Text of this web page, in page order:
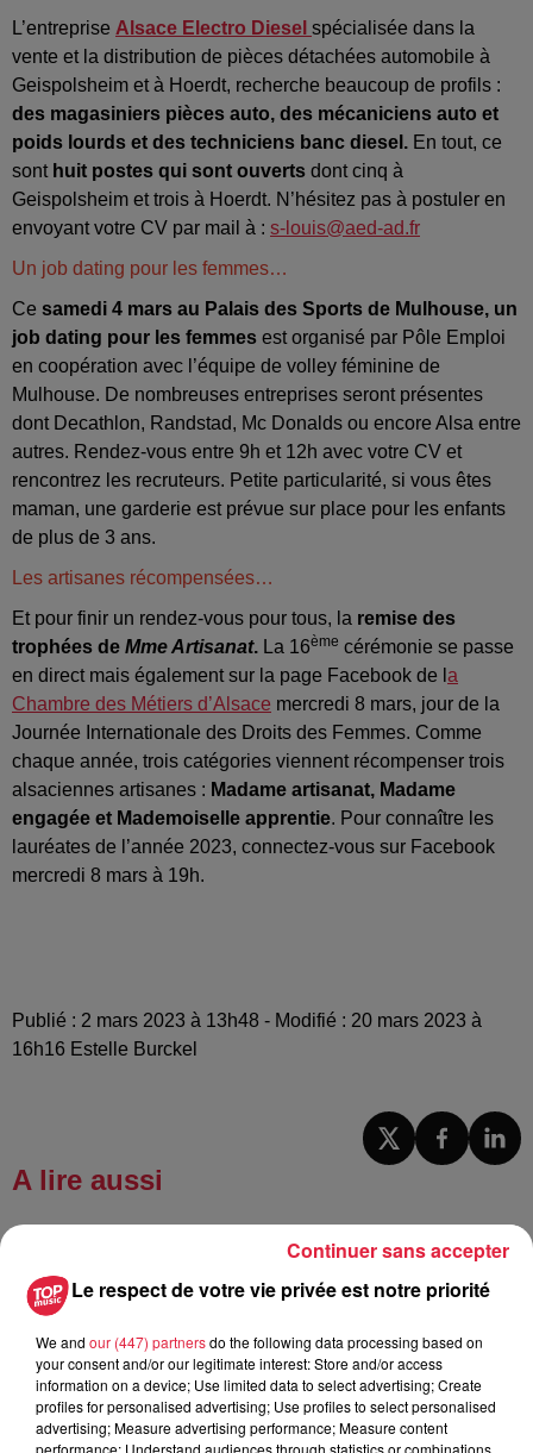
L’entreprise Alsace Electro Diesel spécialisée dans la
vente et la distribution de pièces détachées automobile à
Geispolsheim et à Hoerdt, recherche beaucoup de profils :
des magasiniers pièces auto, des mécaniciens auto et
poids lourds et des techniciens banc diesel. En tout, ce
sont huit postes qui sont ouverts dont cinq à
Geispolsheim et trois à Hoerdt. N’hésitez pas à postuler en
envoyant votre CV par mail à : s-louis@aed-ad.fr
Un job dating pour les femmes…
Ce samedi 4 mars au Palais des Sports de Mulhouse, un
job dating pour les femmes est organisé par Pôle Emploi
en coopération avec l’équipe de volley féminine de
Mulhouse. De nombreuses entreprises seront présentes
dont Decathlon, Randstad, Mc Donalds ou encore Alsa entre
autres. Rendez-vous entre 9h et 12h avec votre CV et
rencontrez les recruteurs. Petite particularité, si vous êtes
maman, une garderie est prévue sur place pour les enfants
de plus de 3 ans.
Les artisanes récompensées…
Et pour finir un rendez-vous pour tous, la remise des
trophées de Mme Artisanat. La 16ème cérémonie se passe
en direct mais également sur la page Facebook de l a
Chambre des Métiers d’Alsace mercredi 8 mars, jour de la
Journée Internationale des Droits des Femmes. Comme
chaque année, trois catégories viennent récompenser trois
alsaciennes artisanes : Madame artisanat, Madame
engagée et Mademoiselle apprentie. Pour connaître les
lauréates de l’année 2023, connectez-vous sur Facebook
mercredi 8 mars à 19h.
Publié : 2 mars 2023 à 13h48 - Modifié : 20 mars 2023 à
16h16 Estelle Burckel
A lire aussi
À Hoerdt, de l’eau brune sort des
robinets
6 août 2026
Tags antisémites à Strasbourg :
Le respect de votre vie privée est notre priorité
We and our (447) partnersdo the following data processing based on
your consent and/or our legitimate interest: Store and/or access
information on a device; Use limited data to select advertising; Create
profiles for personalised advertising; Use profiles to select personalised
advertising; Measure advertising performance; Measure content
performance; Understand audiences through statistics or combinations
Continuer sans accepter